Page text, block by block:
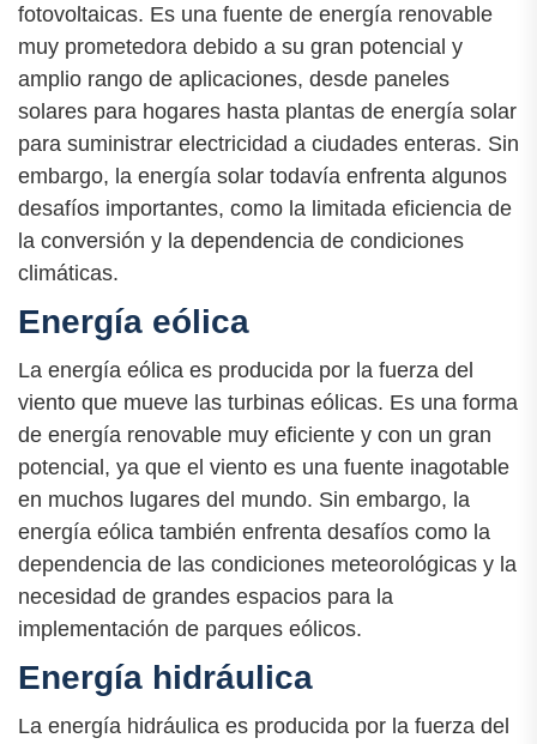
fotovoltaicas. Es una fuente de energía renovable
muy prometedora debido a su gran potencial y
amplio rango de aplicaciones, desde paneles
solares para hogares hasta plantas de energía solar
para suministrar electricidad a ciudades enteras. Sin
embargo, la energía solar todavía enfrenta algunos
desafíos importantes, como la limitada eficiencia de
la conversión y la dependencia de condiciones
climáticas.
Energía eólica
La energía eólica es producida por la fuerza del
viento que mueve las turbinas eólicas. Es una forma
de energía renovable muy eficiente y con un gran
potencial, ya que el viento es una fuente inagotable
en muchos lugares del mundo. Sin embargo, la
energía eólica también enfrenta desafíos como la
dependencia de las condiciones meteorológicas y la
necesidad de grandes espacios para la
implementación de parques eólicos.
Energía hidráulica
La energía hidráulica es producida por la fuerza del